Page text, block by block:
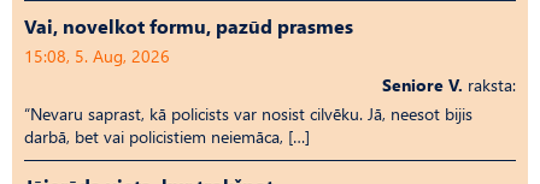
Vai, novelkot formu, pazūd prasmes
15:08, 5. Aug, 2026
Seniore V. raksta:
“Nevaru saprast, kā policists var nosist cilvēku. Jā, neesot bijis
darbā, bet vai policistiem neiemāca, […]